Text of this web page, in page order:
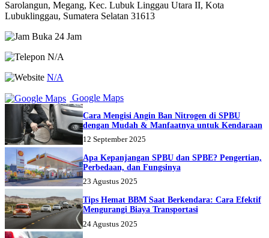
Sarolangun, Megang, Kec. Lubuk Linggau Utara II, Kota
Lubuklinggau, Sumatera Selatan 31613
Buka 24 Jam
N/A
N/A
Google Maps
Cara Mengisi Angin Ban Nitrogen di SPBU
dengan Mudah & Manfaatnya untuk Kendaraan
12 September 2025
Apa Kepanjangan SPBU dan SPBE? Pengertian,
Perbedaan, dan Fungsinya
23 Agustus 2025
Tips Hemat BBM Saat Berkendara: Cara Efektif
Mengurangi Biaya Transportasi
24 Agustus 2025